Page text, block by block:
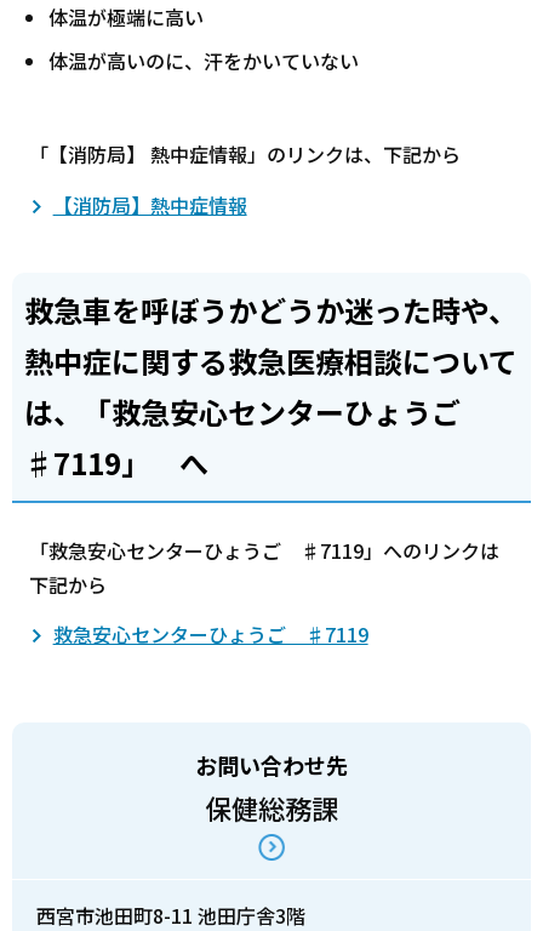
体温が極端に高い
体温が高いのに、汗をかいていない
「【消防局】 熱中症情報」のリンクは、下記から
【消防局】熱中症情報
救急車を呼ぼうかどうか迷った時や、
熱中症に関する救急医療相談について
は、「救急安心センターひょうご
♯7119」 へ
「救急安心センターひょうご ♯7119」へのリンクは
下記から
救急安心センターひょうご ♯7119
お問い合わせ先
保健総務課
西宮市池田町8-11 池田庁舎3階